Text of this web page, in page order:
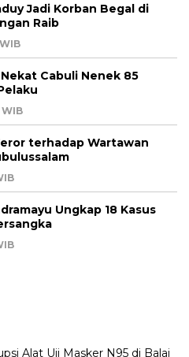
Jadi Korban Begal di
Raib
Cabuli Nenek 85
terhadap Wartawan
Ungkap 18 Kasus